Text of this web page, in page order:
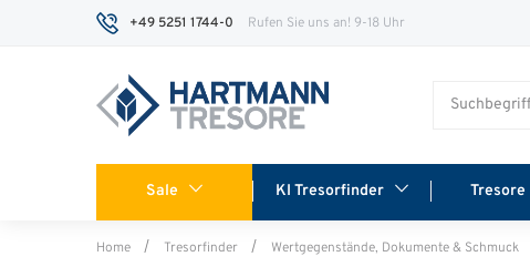
+49 5251 1744-0 Rufen Sie uns an! 9-18 Uhr
Sale KI Tresorfinder Tresore
Home Tresorfinder Wertgegenstände, Dokumente & Schmuck